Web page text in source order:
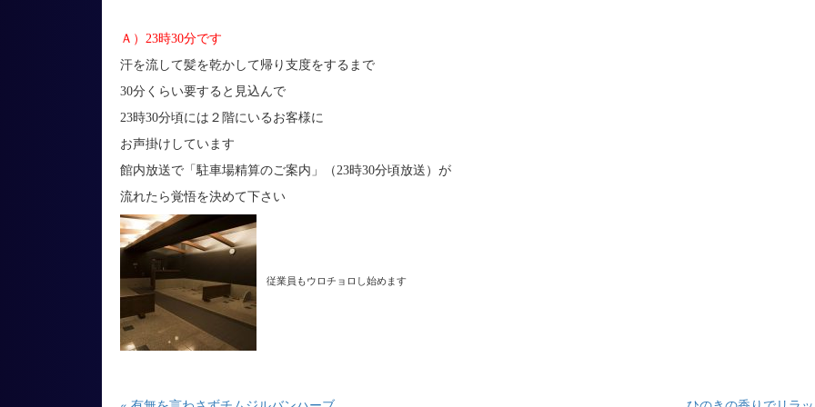
Ａ）23時30分です
汗を流して髪を乾かして帰り支度をするまで
30分くらい要すると見込んで
23時30分頃には２階にいるお客様に
お声掛けしています
館内放送で「駐車場精算のご案内」（23時30分頃放送）が
流れたら覚悟を決めて下さい
従業員もウロチョロし始めます